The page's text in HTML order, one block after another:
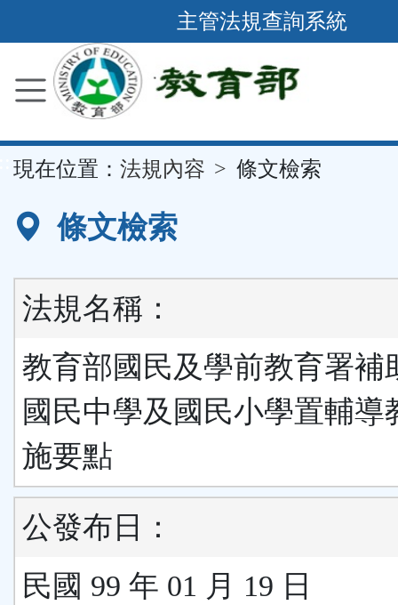
到
要
容
區
主管法規查詢系統
現在位置： 法規內容 條文檢索
條文檢索
法規名稱：
教育部國民及學前教育署補
國民中學及國民小學置輔導
施要點
公發布日：
民國 99 年 01 月 19 日